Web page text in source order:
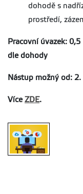
dohodě s
prostředí,
Pracovní úvazek:
dle dohody
Nástup možný od:
VíceZDE.